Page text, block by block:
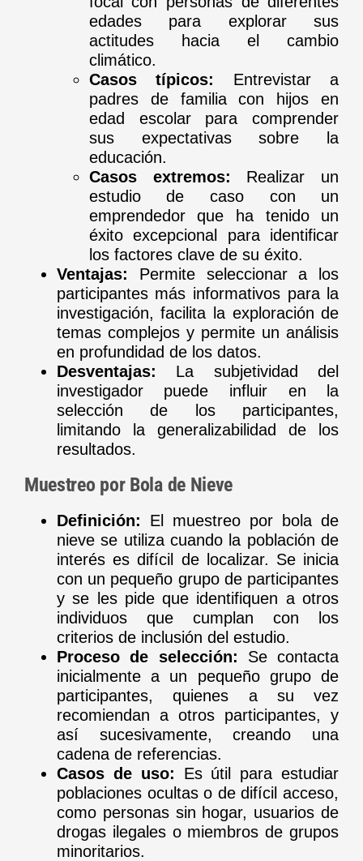
edades para explorar sus
actitudes hacia el cambio
climático.
Casos típicos:
Entrevistar a
padres de familia con hijos en
edad escolar para comprender
sus expectativas sobre la
educación.
Casos extremos: Realizar un
estudio de caso con un
emprendedor que ha tenido un
éxito excepcional para identificar
los factores clave de su éxito.
Ventajas: Permite seleccionar a los
participantes más informativos para la
investigación, facilita la exploración de
temas complejos y permite un análisis
en profundidad de los datos.
Desventajas: La subjetividad del
investigador puede influir en la
selección de los participantes,
limitando la generalizabilidad de los
resultados.
Muestreo por Bola de Nieve
Definición: El muestreo por bola de
nieve se utiliza cuando la población de
interés es difícil de localizar. Se inicia
con un pequeño grupo de participantes
y se les pide que identifiquen a otros
individuos que cumplan con los
criterios de inclusión del estudio.
Proceso de selección: Se contacta
inicialmente a un pequeño grupo de
participantes, quienes a su vez
recomiendan a otros participantes, y
así sucesivamente, creando una
cadena de referencias.
Casos de uso: Es útil para estudiar
poblaciones ocultas o de difícil acceso,
como personas sin hogar, usuarios de
drogas ilegales o miembros de grupos
minoritarios.